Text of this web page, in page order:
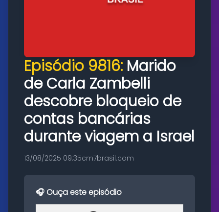
Episódio 9816: Marido
de Carla Zambelli
descobre bloqueio de
contas bancárias
durante viagem a Israel
13/08/2025 09:35cm7brasil.com
🎧 Ouça este episódio